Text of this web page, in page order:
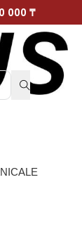
свой шанс
000 ₸